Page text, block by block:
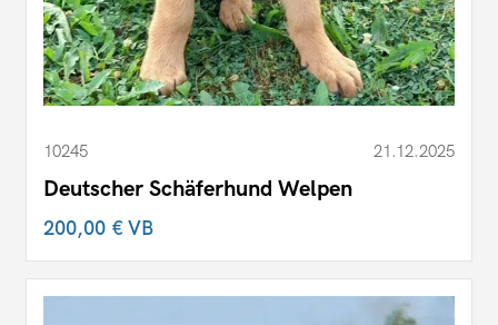
10245 21.12.2025
Deutscher Schäferhund Welpen
200,00 €VB